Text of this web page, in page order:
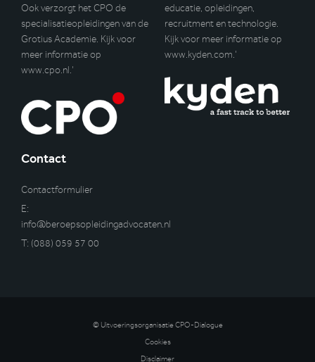
Ook verzorgt het CPO de
specialisatieopleidingen van de
Grotius Academie. Kijk voor
meer informatie op
www.cpo.nl.’
educatie, opleidingen,
recruitment en technologie.
Kijk voor meer informatie op
www.kyden.com.’
Contact
Contactformulier
E:
info@beroepsopleidingadvocaten.nl
T: (088) 059 57 00
© Uitvoeringsorganisatie CPO-Dialogue
Cookies
Disclaimer